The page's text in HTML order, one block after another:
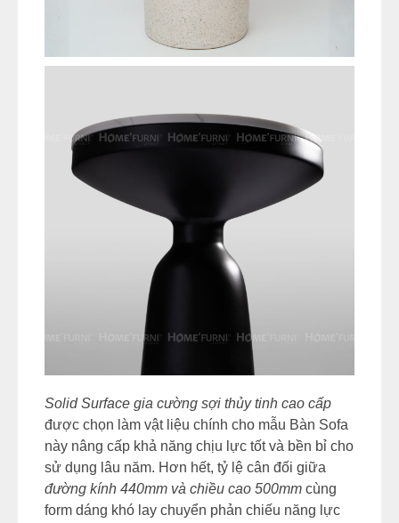
Solid Surface gia cường sợi thủy tinh cao cấp
được chọn làm vật liệu chính cho mẫu Bàn Sofa
này nâng cấp khả năng chịu lực tốt và bền bỉ cho
sử dụng lâu năm. Hơn hết, tỷ lệ cân đối giữa
đường kính 440mm và chiều cao 500mm cùng
form dáng khó lay chuyển phản chiếu năng lực